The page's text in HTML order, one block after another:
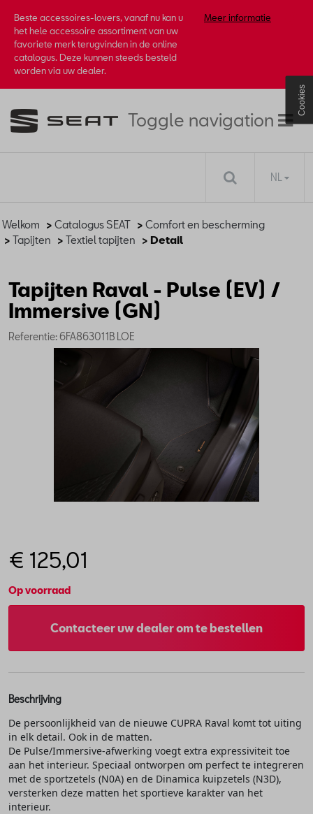
Beste accessoires-lovers, vanaf nu kan u
het hele accessoire assortiment van uw
favoriete merk terugvinden in de online
catalogus. Deze kunnen steeds besteld
worden via uw dealer.
Meer informatie
Toggle navigation
NL
Welkom > Catalogus SEAT > Comfort en bescherming
> Tapijten > Textiel tapijten > Detail
Tapijten Raval - Pulse (EV) /
Immersive (GN)
Referentie: 6FA863011B LOE
€ 125,01
Op voorraad
Contacteer uw dealer om te bestellen
Beschrijving
De persoonlijkheid van de nieuwe CUPRA Raval komt tot uiting
in elk detail. Ook in de matten.
De Pulse/Immersive-afwerking voegt extra expressiviteit toe
aan het interieur. Speciaal ontworpen om perfect te integreren
met de sportzetels (N0A) en de Dinamica kuipzetels (N3D),
versterken deze matten het sportieve karakter van het
interieur.
Cookies